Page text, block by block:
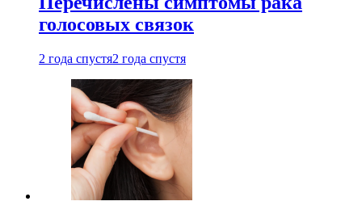
голосовых связок
2 года спустя2 года спустя